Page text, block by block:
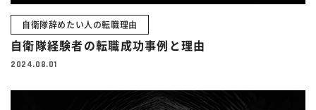
自衛隊辞めたい人の転職理由
自衛隊経験者の転職成功事例と理由
2024.08.01